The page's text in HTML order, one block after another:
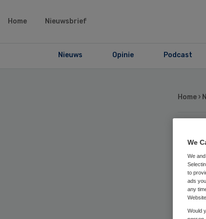
Home Nieuwsbrief
Nieuws Opinie Podcast
Home ›
We
We
to
ads
any
Would